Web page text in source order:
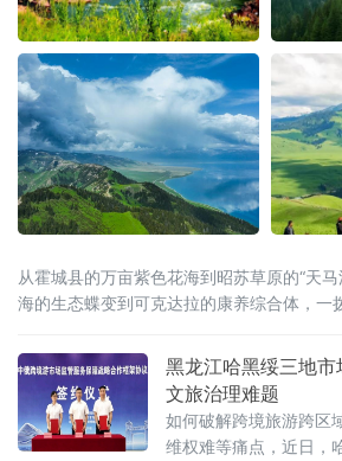
从霍城县的万亩紫色花海到昭苏草原的“天
海的生态蝶变到可克达拉的康养综合体，一
黑龙江哈黑绥三地
文旅治理难题
如何破解跨境旅游跨区
维权难等痛点，近日，